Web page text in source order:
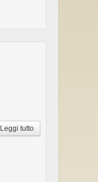
Leggi tutto